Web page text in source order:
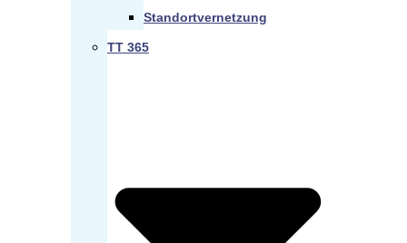
Standortvernetzung
TT 365